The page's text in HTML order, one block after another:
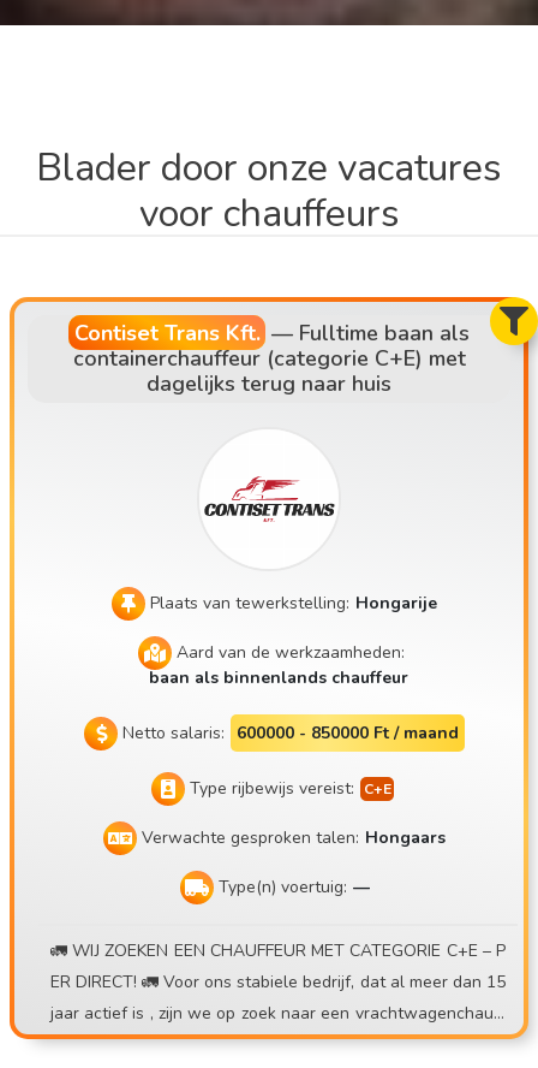
Blader door onze vacatures
voor chauffeurs
Contiset Trans Kft. — Fulltime baan als
containerchauffeur (categorie C+E) met
dagelijks terug naar huis
Plaats van tewerkstelling: Hongarije
Aard van de werkzaamheden:
baan als binnenlands chauffeur
Netto salaris: 600000 - 850000 Ft / maand
Type rijbewijs vereist:
Verwachte gesproken talen: Hongaars
Type(n) voertuig: —
🚛 WIJ ZOEKEN EEN CHAUFFEUR MET CATEGORIE C+E – P
ER DIRECT! 🚛 Voor ons stabiele bedrijf, dat al meer dan 15
jaar actief is , zijn we op zoek naar een vrachtwagenchauff
eur voor het vervoer van containers , in een dag- of weekr